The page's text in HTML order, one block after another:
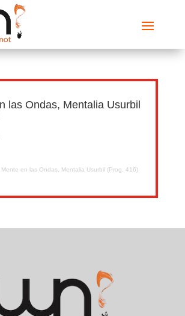
las Ondas, Mentalia Usurbil
Mente en las Ondas, Mentalia Usurbil (Prog. 416)